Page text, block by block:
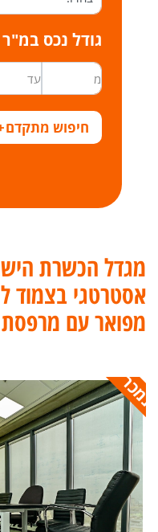
גודל נכס במ"ר
חיפוש מתקדם
מגדל הכשרת
מפואר עם מרפסת
נמכר